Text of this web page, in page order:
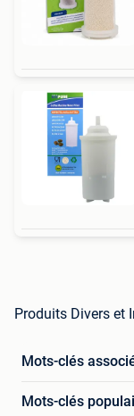
Produits Divers et
Mots-clés
Mots-clés